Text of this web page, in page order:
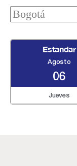
Estandar
Agosto
06
Jueves